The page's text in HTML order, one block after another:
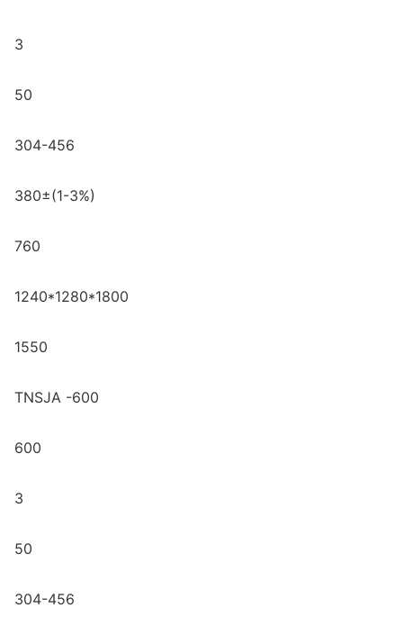
3
50
304-456
380±(1-3%)
760
1240*1280*1800
1550
TNSJA -600
600
3
50
304-456